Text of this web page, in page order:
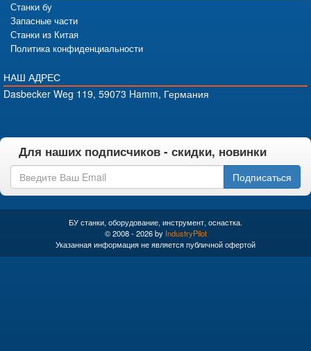
Станки бу
Запасные части
Станки из Китая
Политика конфиденциальности
НАШ АДРЕС
Dasbecker Weg 119, 59073 Hamm, Германия
Для наших подписчиков - скидки, новинки
Подписаться
БУ станки, оборудование, инструмент, оснастка.
© 2008 - 2026 by IndustryPilot
Указанная информация не является публичной офертой